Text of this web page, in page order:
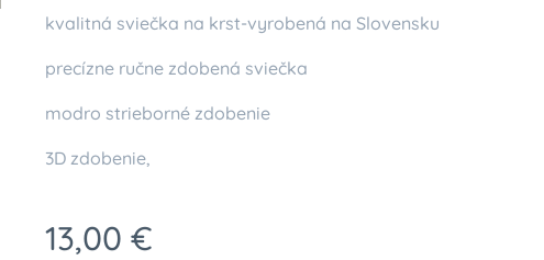
kvalitná sviečka na krst-vyrobená na Slovensku
precízne ručne zdobená sviečka
modro strieborné zdobenie
3D zdobenie,
13,00 €